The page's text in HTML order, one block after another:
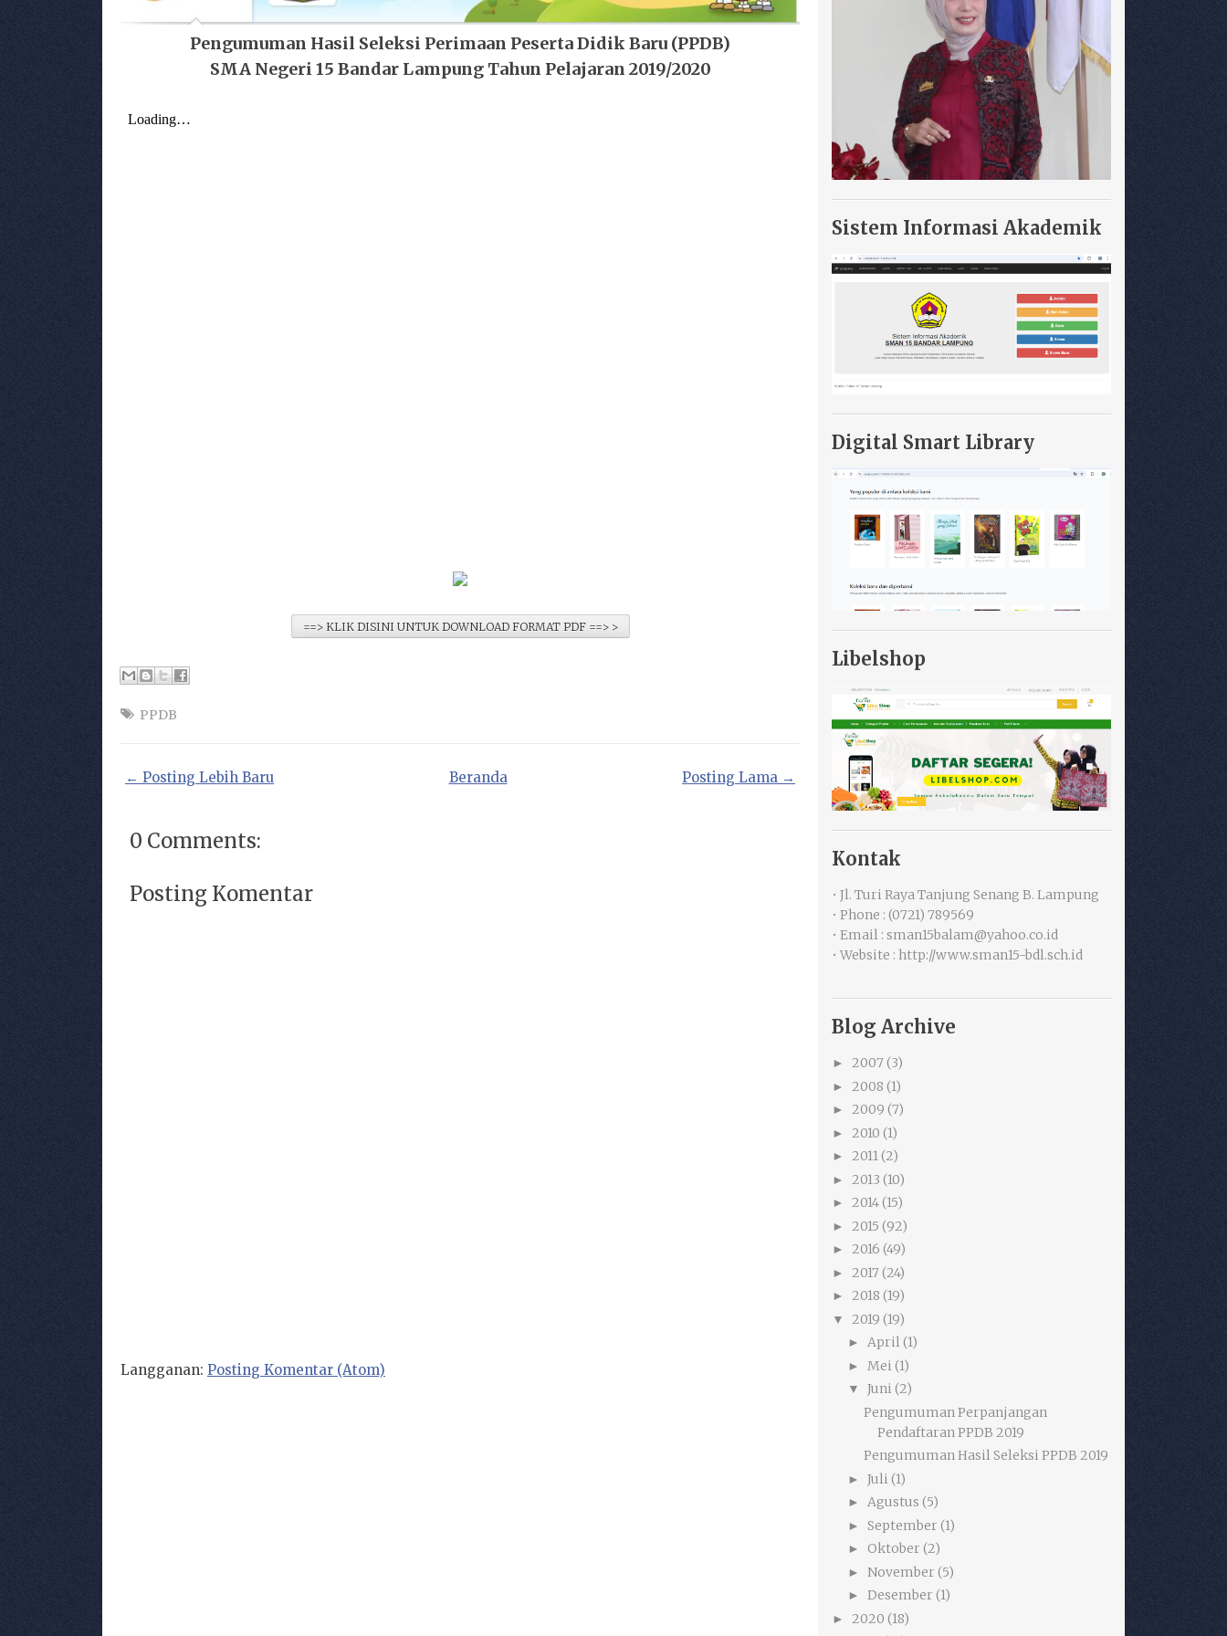
Pengumuman Hasil Seleksi Perimaan Peserta Didik Baru (PPDB)
SMA Negeri 15 Bandar Lampung Tahun Pelajaran 2019/2020
==> KLIK DISINI UNTUK DOWNLOAD FORMAT PDF ==> >
PPDB
← Posting Lebih Baru Posting Lama →
Beranda
0 Comments:
Posting Komentar
Langganan: Posting Komentar (Atom)
Sistem Informasi Akademik
Digital Smart Library
Libelshop
Kontak
• Jl. Turi Raya Tanjung Senang B. Lampung
• Phone : (0721) 789569
• Email : sman15balam@yahoo.co.id
• Website : http://www.sman15-bdl.sch.id
Blog Archive
► 2007 (3)
► 2008 (1)
► 2009 (7)
► 2010 (1)
► 2011(2)
► 2013 (10)
► 2014(15)
► 2015 (92)
► 2016 (49)
► 2017 (24)
► 2018 (19)
▼ 2019 (19)
► April(1)
► Mei (1)
▼ Juni (2)
Pengumuman Perpanjangan
Pendaftaran PPDB 2019
Pengumuman Hasil Seleksi PPDB 2019
► Juli (1)
► Agustus (5)
► September (1)
► Oktober (2)
► November (5)
► Desember (1)
► 2020 (18)